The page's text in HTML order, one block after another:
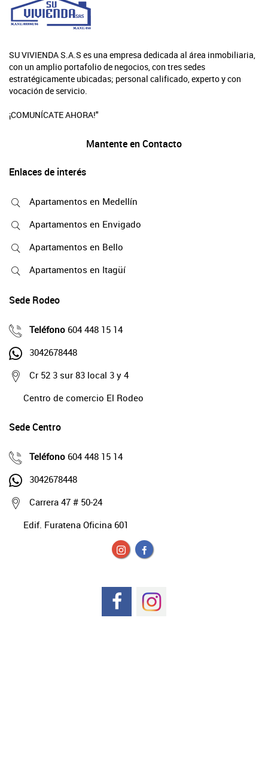
SU VIVIENDA S.A.S es una empresa dedicada al área inmobiliaria,
con un amplio portafolio de negocios, con tres sedes
estratégicamente ubicadas; personal calificado, experto y con
vocación de servicio.
¡COMUNÍCATE AHORA!"
Mantente en Contacto
Enlaces de interés
Apartamentos en Medellín
Apartamentos en Envigado
Apartamentos en Bello
Apartamentos en Itagüí
Sede Rodeo
Teléfono 604 448 15 14
3042678448
Cr 52 3 sur 83 local 3 y 4
Centro de comercio El Rodeo
Sede Centro
Teléfono 604 448 15 14
3042678448
Carrera 47 # 50-24
Edif. Furatena Oficina 601